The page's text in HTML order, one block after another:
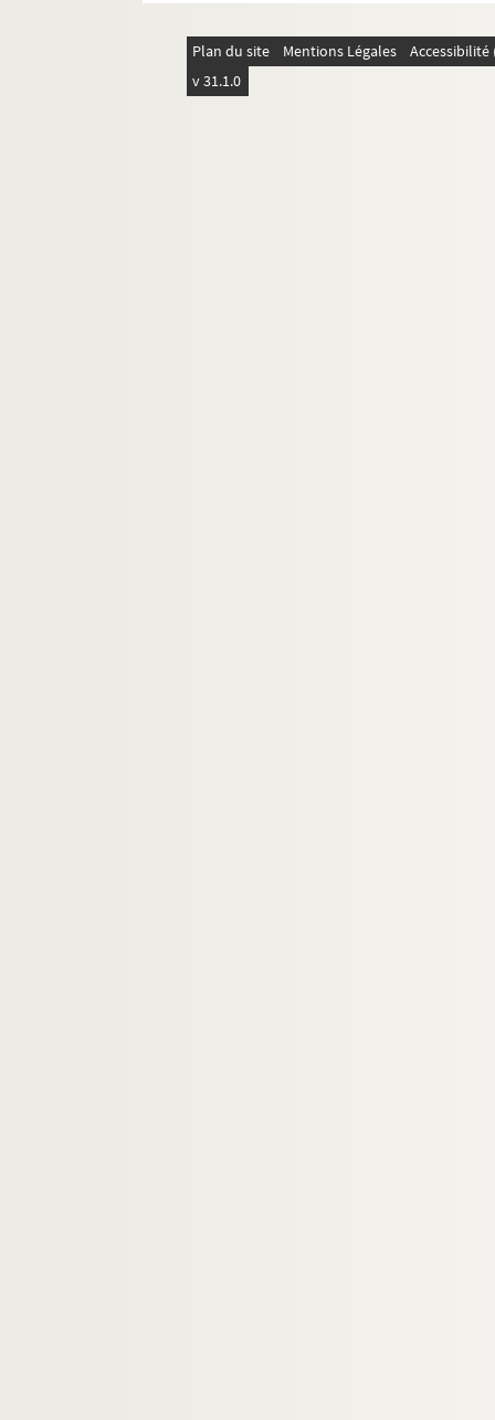
Plan du site Mentions Légales
v 31.1.0